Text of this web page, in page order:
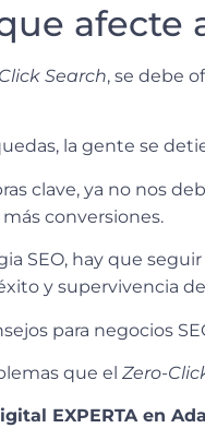
afecte
Search, se debe
la gente se
clave, ya no nos
más conversiones.
SEO, hay que
y supervivencia
para negocios
que el Zero-
EXPERTA en